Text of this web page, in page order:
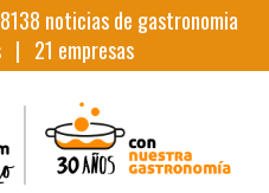
noticias de gastronomia
| 21 empresas